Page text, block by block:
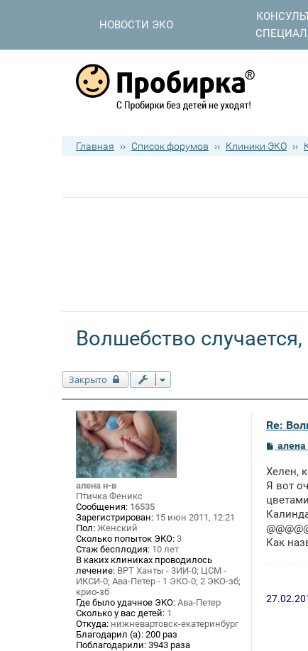
НОВОСТИ ЭКО
Главная ›› Список форумов ›› Клиники ЭКО ››
Волшебство
Закрыто
алена н-в
Птичка Феникс
Сообщения: 16535
Зарегистрирован: 15 июн 2011, 12:21
Пол: Женский
Сколько попыток ЭКО: 3
Стаж бесплодия: 10 лет
В каких клиниках проводилось
лечение: ВРТ Ханты - 3ИИ-0; ЦСМ -
ИКСИ-0; Ава-Петер - 1 ЭКО-0; 2 ЭКО-зб;
крио-зб
Где было удачное ЭКО: Ава-Петер
Сколько у вас детей: 1
Откуда: нижневартовск-екатеринбург
Благодарил (а): 200 раз
Поблагодарили: 3943 раза
Re:
С
б
щ
н
и
е
алена
Хелен,
Я вот
Как